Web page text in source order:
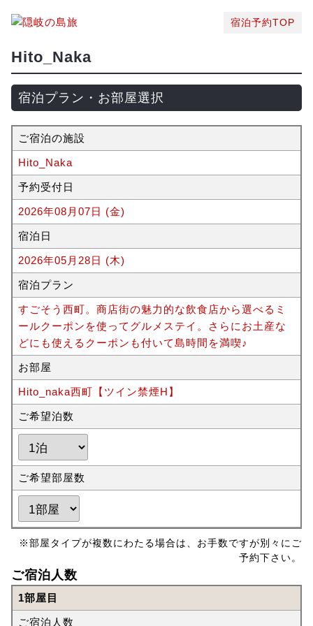
宿泊予約TOP
Hito_Naka
宿泊プラン・お部屋選択
ご宿泊の施設
Hito_Naka
予約受付日
2026年08月07日 (金)
宿泊日
2026年05月28日 (木)
宿泊プラン
すごそう西町。商店街の魅力的な飲食店から選べるミ
ールクーポンを使ってグルメステイ。さらにお土産な
どにも使えるクーポンも付いて島時間を満喫♪
お部屋
Hito_naka西町【ツイン禁煙H】
ご希望泊数
ご希望部屋数
※部屋タイプが複数にわたる場合は、お手数ですが別々にご
予約下さい。
ご宿泊人数
1部屋目
ご宿泊人数